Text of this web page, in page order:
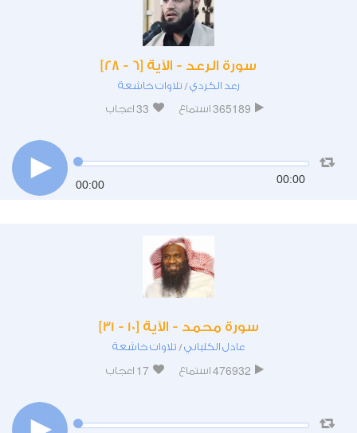
سورة الرعد - الآية [6 - 28]
رعد الكردي/ تلاوات خاشعة
365189 استماع 33 اعجاب
00:00 00:00
سورة محمد - الآية [10 - 31]
عادل الكلباني/ تلاوات خاشعة
476932 استماع 17 اعجاب